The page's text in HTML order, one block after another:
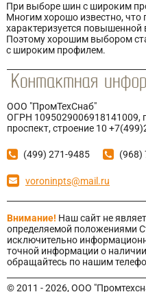
При выборе шин с широким
Многим хорошо известно, что
характеризуется
Поэтому хорошим выбором
с широким профилем.
ООО "ПромТехСнаб"
ОГРН
проспект, строение 10
(499) 271-9485 (968)
voroninpts@mail.ru
Внимание! Наш сайт не
определяемой положениями
исключительно
точной информации о
обращайтесь по нашим
© 2011 - 2026, ООО